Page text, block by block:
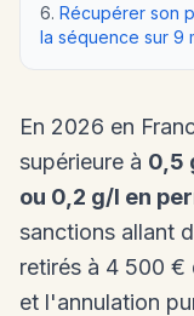
Récupérer son
la séquence sur 9
En 2026 en
supérieure à 0,5
ou 0,2 g/l en
sanctions allant
retirés à 4 500 €
et l'annulation